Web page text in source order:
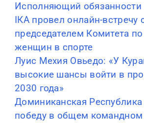
Исполняющий обязанности
IКА провел онлайн-встречу
председателем Комитета
женщин в спорте
Луис Мехия Овьедо: «У
высокие шансы войти в
2030 года»
Доминиканская
победу в общем командном